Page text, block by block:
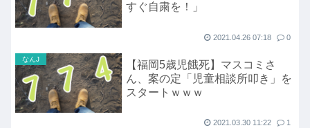
すぐ自粛を！」
2021.04.26 07:18 0
なんJ
【福岡5歳児餓死】マスコミさ
ん、案の定「児童相談所叩き」を
スタートｗｗｗ
2021.03.30 11:22 1